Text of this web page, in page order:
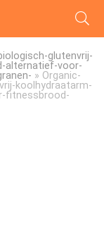
glutenvrij-
alternatief-voor-
» Organic-
koolhydraatarm-
fitnessbrood-